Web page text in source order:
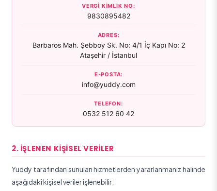
VERGI KIMLIK NO:
9830895482
ADRES:
Barbaros Mah. Şebboy Sk. No: 4/1 İç Kapı No: 2
Ataşehir / İstanbul
E-POSTA:
info@yuddy.com
TELEFON:
0532 512 60 42
2. İŞLENEN KIŞISEL VERILER
Yuddy tarafından sunulan hizmetlerden yararlanmanız halinde
aşağıdaki kişisel veriler işlenebilir: